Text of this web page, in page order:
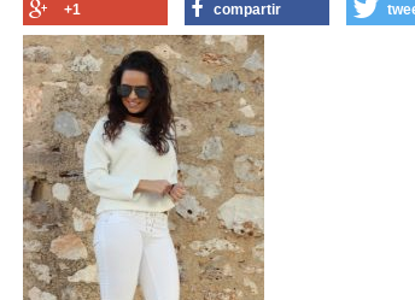
+1 compartir